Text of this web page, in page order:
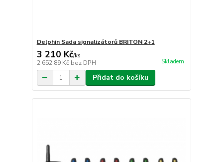
Delphin Sada signalizátorů BRITON 2+1
3 210 Kč/ks
2 652,89 Kč bez DPH Skladem
Přidat do košíku